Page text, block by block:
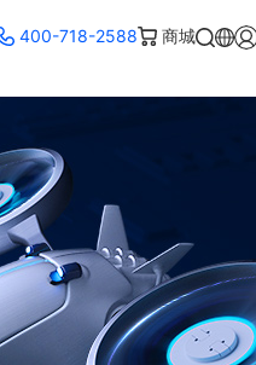
400-718-2588 商城